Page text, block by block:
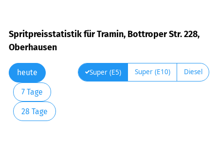
Spritpreisstatistik für Tramin, Bottroper Str. 228,
Oberhausen
heute
7 Tage
28 Tage
Super (E5) Super (E10) Diesel